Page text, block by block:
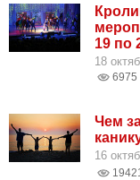
19 по
18
6975
Чем
16
19421